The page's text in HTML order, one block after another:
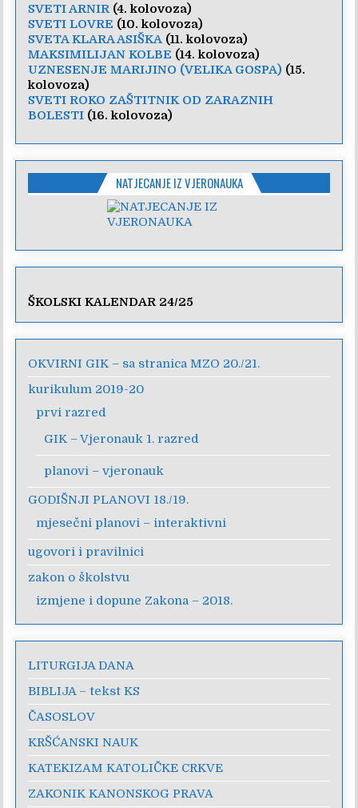
SVETI ARNIR (4. kolovoza)
SVETI LOVRE (10. kolovoza)
SVETA KLARA ASIŠKA (11. kolovoza)
MAKSIMILIJAN KOLBE (14. kolovoza)
UZNESENJE MARIJINO (VELIKA GOSPA) (15.
kolovoza)
SVETI ROKO ZAŠTITNIK OD ZARAZNIH
BOLESTI (16. kolovoza)
NATJECANJE IZ VJERONAUKA
ŠKOLSKI KALENDAR 24/25
OKVIRNI GIK – sa stranica MZO 20./21.
kurikulum 2019-20
prvi razred
GIK – Vjeronauk 1. razred
planovi – vjeronauk
GODIŠNJI PLANOVI 18./19.
mjesečni planovi – interaktivni
ugovori i pravilnici
zakon o školstvu
izmjene i dopune Zakona – 2018.
LITURGIJA DANA
BIBLIJA – tekst KS
ČASOSLOV
KRŠĆANSKI NAUK
KATEKIZAM KATOLIČKE CRKVE
ZAKONIK KANONSKOG PRAVA